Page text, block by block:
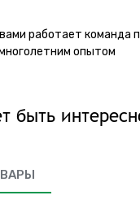
работает команда
опытом
быть